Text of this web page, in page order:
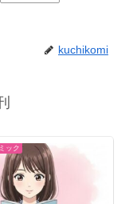
kuchikomi
ック